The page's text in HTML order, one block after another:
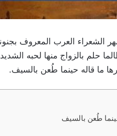
الشعراء العرب المعروف
حلم بالزواج منها لحبه
ما قاله حينما طُعن بالسيف.
طُعن بالسيف